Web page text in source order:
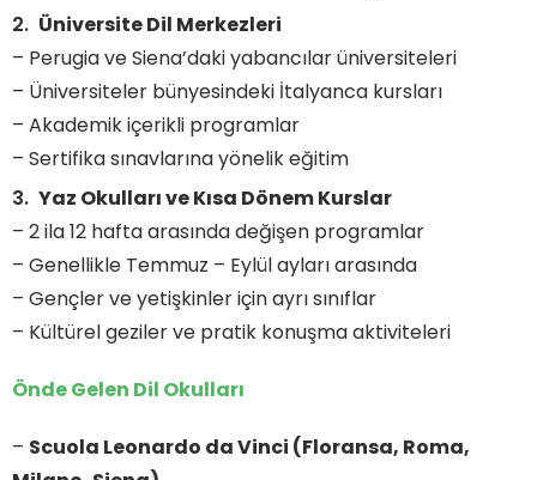
Üniversite Dil Merkezleri
– Perugia ve Siena’daki yabancılar üniversiteleri
– Üniversiteler bünyesindeki İtalyanca kursları
– Akademik içerikli programlar
– Sertifika sınavlarına yönelik eğitim
Yaz Okulları ve Kısa Dönem Kurslar
– 2 ila 12 hafta arasında değişen programlar
– Genellikle Temmuz – Eylül ayları arasında
– Gençler ve yetişkinler için ayrı sınıflar
– Kültürel geziler ve pratik konuşma aktiviteleri
Önde Gelen Dil Okulları
– Scuola Leonardo da Vinci (Floransa, Roma,